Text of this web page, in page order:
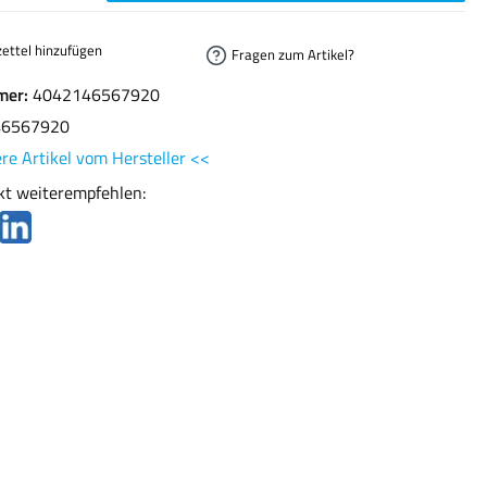
hinzufügen Fragen zum Artikel?
4042146567920
Artikel vom Hersteller <<
weiterempfehlen: